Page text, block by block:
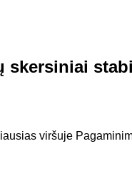
skersiniai
viršuje